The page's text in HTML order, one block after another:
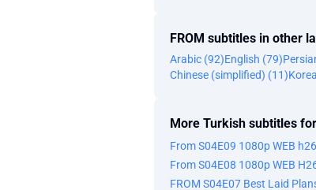
...aslında kim olduğumu
Arka plandaki kız,
tıpkı sana benziyor.
...mağaranın üstünde
Ağacı kesmek mi
Kökünden sökmek
bir pencereyi açmışsınız
FROM subtitles in other
Arabic (92)English (79)
Chinese (simplified) (11)
More Turkish subtitles
From S04E09 1080p WEB
From S04E08 1080p WEB
FROM S04E07 Best Laid